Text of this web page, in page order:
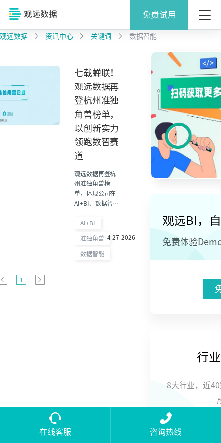
免费试用
观远数据 资讯中心 关键词 数据智能
七载蝉联！
观远数据再
登杭州准独
角兽榜单，
以创新实力
领跑数智赛
道
观远数据再登杭
州准独角兽榜
单，体现公司在
AI+BI、数据智能
务领域的持续创
顾观远数据的发
展成果与数智赛
AI+BI
准独角兽
数据智能
4-27-2026
1
观远BI，
免费体验
行
8大行业，近
在线客服 咨询热线